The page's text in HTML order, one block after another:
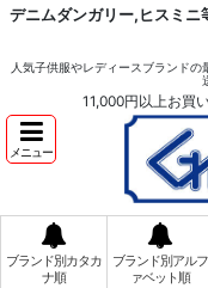
デニムダンガリー,ヒスミニ
人気子供服やレディースブランド
11,000円以上お買
メニュー
ブランド別カタカ
ナ順
ブランド別アルフ
ァベット順